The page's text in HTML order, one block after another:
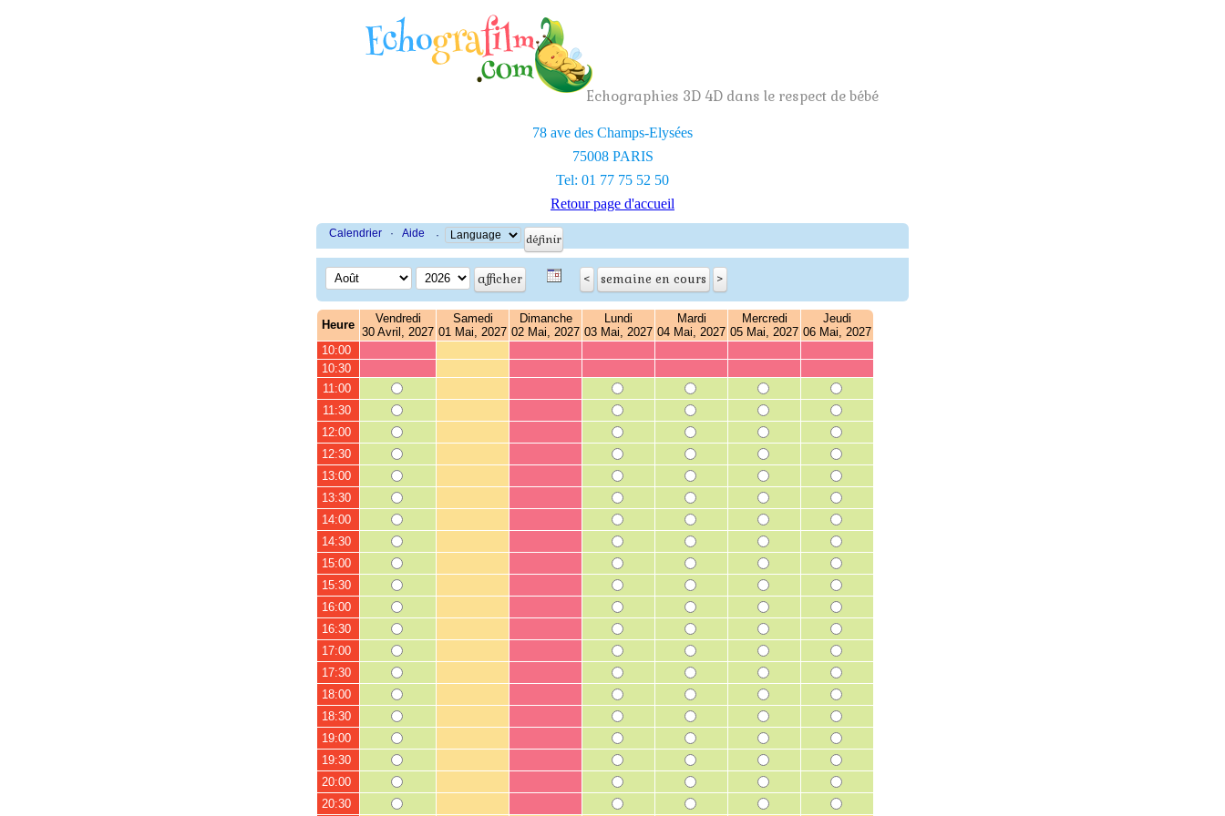
Echographies 3D 4D dans le respect de bébé
78 ave des Champs-Elysées
75008 PARIS
Tel: 01 77 75 52 50
Retour page d'accueil
Calendrier · Aide ·
Heure
Vendredi
30 Avril, 2027
Samedi
01 Mai, 2027
Dimanche
02 Mai, 2027
Lundi
03 Mai, 2027
Mardi
04 Mai, 2027
Mercredi
05 Mai, 2027
Jeudi
06 Mai, 2027
10:00
10:30
11:00
11:30
12:00
12:30
13:00
13:30
14:00
14:30
15:00
15:30
16:00
16:30
17:00
17:30
18:00
18:30
19:00
19:30
20:00
20:30